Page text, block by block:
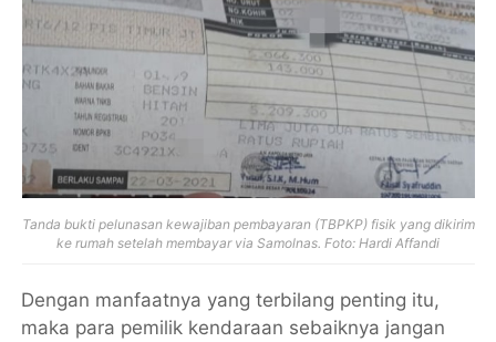
Tanda bukti pelunasan kewajiban pembayaran (TBPKP) fisik yang dikirim
ke rumah setelah membayar via Samolnas. Foto: Hardi Affandi
Dengan manfaatnya yang terbilang penting itu,
maka para pemilik kendaraan sebaiknya jangan